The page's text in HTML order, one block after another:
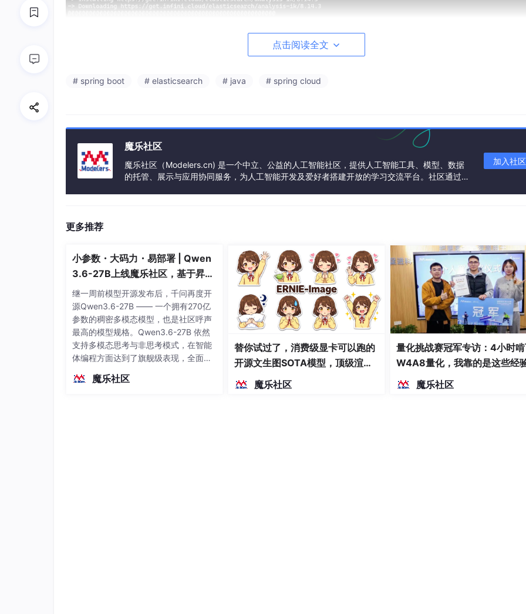
1.安装的分析插件ik_smart版本必须与elasticsearch版本一致
2.安装完成重启elasticsearch
点击阅读全文
# spring boot # elasticsearch # java # spring cloud
魔乐社区
魔乐社区（Modelers.cn) 是一个中立、公益的人工智能社区，提供人工智能工具、模型、数据
的托管、展示与应用协同服务，为人工智能开发及爱好者搭建开放的学习交流平台。社区通过理
加入社区
更多推荐
小参数・大码力・易部署 | Qwen
3.6-27B上线魔乐社区，基于昇腾
的部署教程来了
继一周前模型开源发布后，千问再度开
源Qwen3.6-27B —— 一个拥有270亿
参数的稠密多模态模型，也是社区呼声
最高的模型规格。Qwen3.6-27B 依然
支持多模态思考与非思考模式，在智能
体编程方面达到了旗舰级表现，全面超
（总参数397B / 激活参数17B的MoE模
魔乐社区
替你试过了，消费级显卡可以跑的
开源文生图SOTA模型，顶级渲
染、高密度文本绘图
魔乐社区
量化挑战赛冠军专访：4小时
W4A8量化，我靠的是这些经
魔乐社区